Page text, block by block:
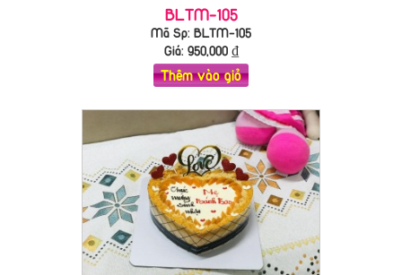
BLTM-105
Mã Sp: BLTM-105
Giá: 950,000₫
Thêm vào giỏ